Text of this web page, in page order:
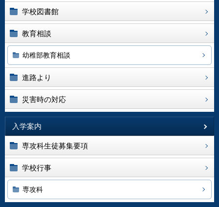
学校図書館
教育相談
幼稚部教育相談
進路より
災害時の対応
入学案内
専攻科生徒募集要項
学校行事
専攻科